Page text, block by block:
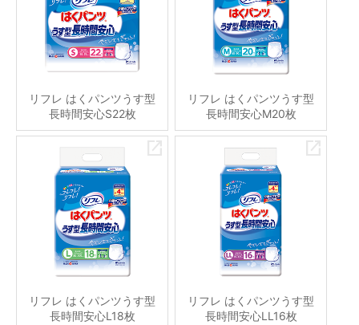
リフレ はくパンツうす型
長時間安心S22枚
リフレ はくパンツうす型
長時間安心M20枚
リフレ はくパンツうす型
長時間安心L18枚
リフレ はくパンツうす型
長時間安心LL16枚